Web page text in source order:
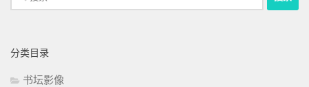
索：
分类目录
书坛影像